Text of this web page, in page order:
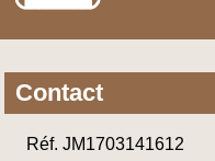
Contact
Réf. JM1703141612